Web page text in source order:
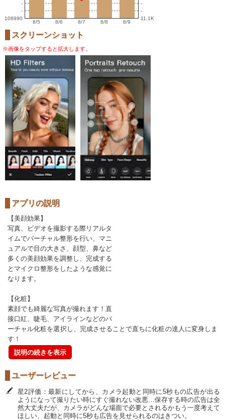
-
-
108990
8/5 8/6 8/7 8/8 8/9
-
-
11.1K
スクリーンショット
※画像をタップすると拡大します。
アプリの説明
【美顔効果】
写真、ビデオを撮影する際リアルタ
イムでバーチャル整形を行い、マニ
ュアルで目の大きさ、顔型、鼻など
多くの美顔効果を調整し、完成する
とマイクロ整形をしたような感覚に
なります。
【化粧】
素顔でも綺麗な写真が撮れます！直
接口紅、睫毛、アイラインなどのバ
ーチャル化粧を選択し、完成させることで直ちに化粧の達人に変身しま
す！
説明の続きを表示
ユーザーレビュー
星2評価：最新にしてから、カメラ起動と同時に5秒もの広告が出る
ようになって撮りたい時にすぐ撮れない改悪…保存する時の広告は全
然大丈夫だが、カメラがどんな場面で必要とされるかもう一度考えて
ほしい、起動と同時に5秒も広告を見せられるのはきつい。